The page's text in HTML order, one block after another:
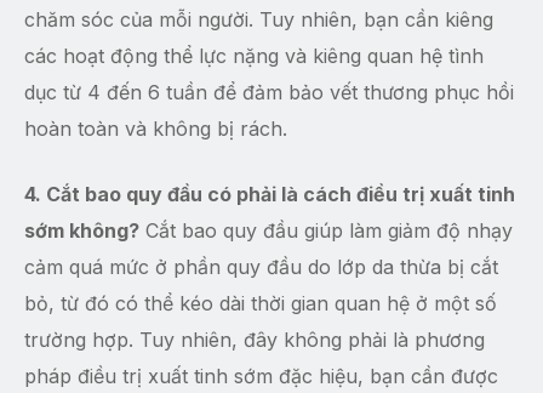
chăm sóc của mỗi người. Tuy nhiên, bạn cần kiêng
các hoạt động thể lực nặng và kiêng quan hệ tình
dục từ 4 đến 6 tuần để đảm bảo vết thương phục hồi
hoàn toàn và không bị rách.
4. Cắt bao quy đầu có phải là cách điều trị xuất tinh
sớm không? Cắt bao quy đầu giúp làm giảm độ nhạy
cảm quá mức ở phần quy đầu do lớp da thừa bị cắt
bỏ, từ đó có thể kéo dài thời gian quan hệ ở một số
trường hợp. Tuy nhiên, đây không phải là phương
pháp điều trị xuất tinh sớm đặc hiệu, bạn cần được